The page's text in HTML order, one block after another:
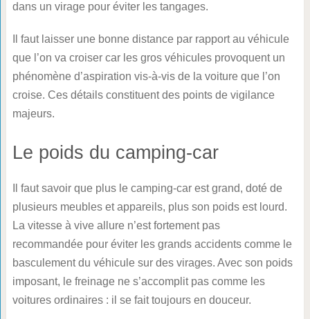
dans un virage pour éviter les tangages.
Il faut laisser une bonne distance par rapport au véhicule
que l’on va croiser car les gros véhicules provoquent un
phénomène d’aspiration vis-à-vis de la voiture que l’on
croise. Ces détails constituent des points de vigilance
majeurs.
Le poids du camping-car
Il faut savoir que plus le camping-car est grand, doté de
plusieurs meubles et appareils, plus son poids est lourd.
La vitesse à vive allure n’est fortement pas
recommandée pour éviter les grands accidents comme le
basculement du véhicule sur des virages. Avec son poids
imposant, le freinage ne s’accomplit pas comme les
voitures ordinaires : il se fait toujours en douceur.